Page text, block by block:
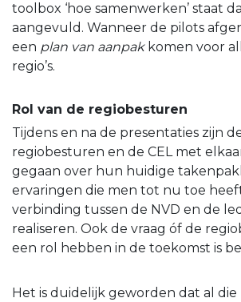
toolbox ‘hoe samenwerken’ staat
aangevuld. Wanneer de pilots
een plan van aanpakkomen voor
regio’s.
Rol van de regiobesturen
Tijdens en na de presentaties zijn
regiobesturen en de CEL met
gegaan over hun huidige
ervaringen die men tot nu toe
verbinding tussen de NVD en de
realiseren. Ook de vraag óf de
een rol hebben in de toekomst is
Het is duidelijk geworden dat al